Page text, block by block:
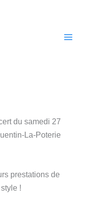
du samedi 27
La-Poterie
prestations de
!